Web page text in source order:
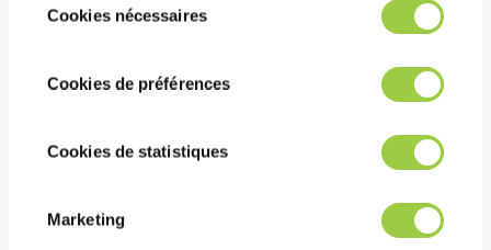
refuser ou de les paramétrer.​ Pas de
panique, vous pourrez également modifier à
tout moment vos choix dans l'onglet Gérer
les cookies.​ ​ ​
duCookies nécessaires
Cookies de préférences
Cookies de statistiques
Marketing
覆盖
健康安全环境